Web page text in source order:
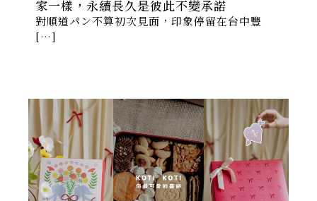
家一樣，永續長久是彼此不變承諾
對順道パン不算初次見面，印象停留在台中豐
[…]